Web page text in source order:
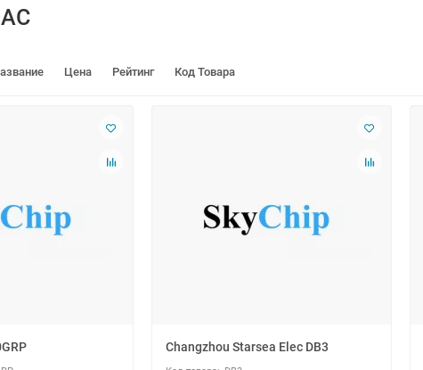
Цена Рейтинг Код Товара
Changzhou Starsea Elec DB3